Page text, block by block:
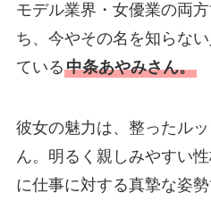
モデル業界・女優業の両
ち、今やその名を知らな
ている中条あやみさん。
彼女の魅力は、整ったル
ん。明るく親しみやすい
に仕事に対する真摯な姿